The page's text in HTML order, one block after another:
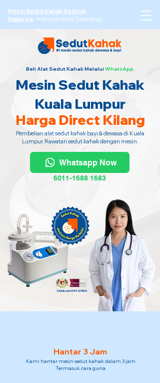
Mesin Sedut Kahak Seluruh
Malaysia · Hubungi Kami Sekarang!
Beli Alat Sedut Kahak Melalui WhatsApp.
Mesin Sedut Kahak
Kuala Lumpur
Harga Direct Kilang
Pembelian alat sedut kahak bayi & dewasa di Kuala
Lumpur. Rawatan sedut kahak dengan mesin.
Whatsapp Now
6011-1688 1683
Kelulusan KKM & MDA
Hantar 3 Jam
Kami hantar mesin sedut kahak dalam 3 jam.
Termasuk cara guna.